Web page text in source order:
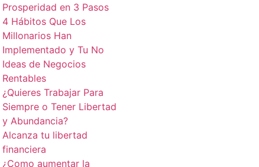
Prosperidad en 3 Pasos
4 Hábitos Que Los
Millonarios Han
Implementado y Tu No
Ideas de Negocios
Rentables
¿Quieres Trabajar Para
Siempre o Tener Libertad
y Abundancia?
Alcanza tu libertad
financiera
¿Como aumentar la